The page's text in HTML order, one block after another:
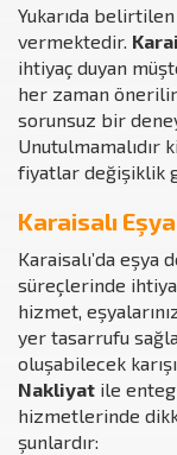
Yukarıda
vermektedir.
ihtiyaç duyan
her zaman
sorunsuz bir
Unutulmamalıdır
fiyatlar değişiklik
Karaisalı
Karaisalı’da eşya
süreçlerinde
hizmet,
yer tasarrufu
oluşabilecek
Nakliyat ile
hizmetlerinde
şunlardır: